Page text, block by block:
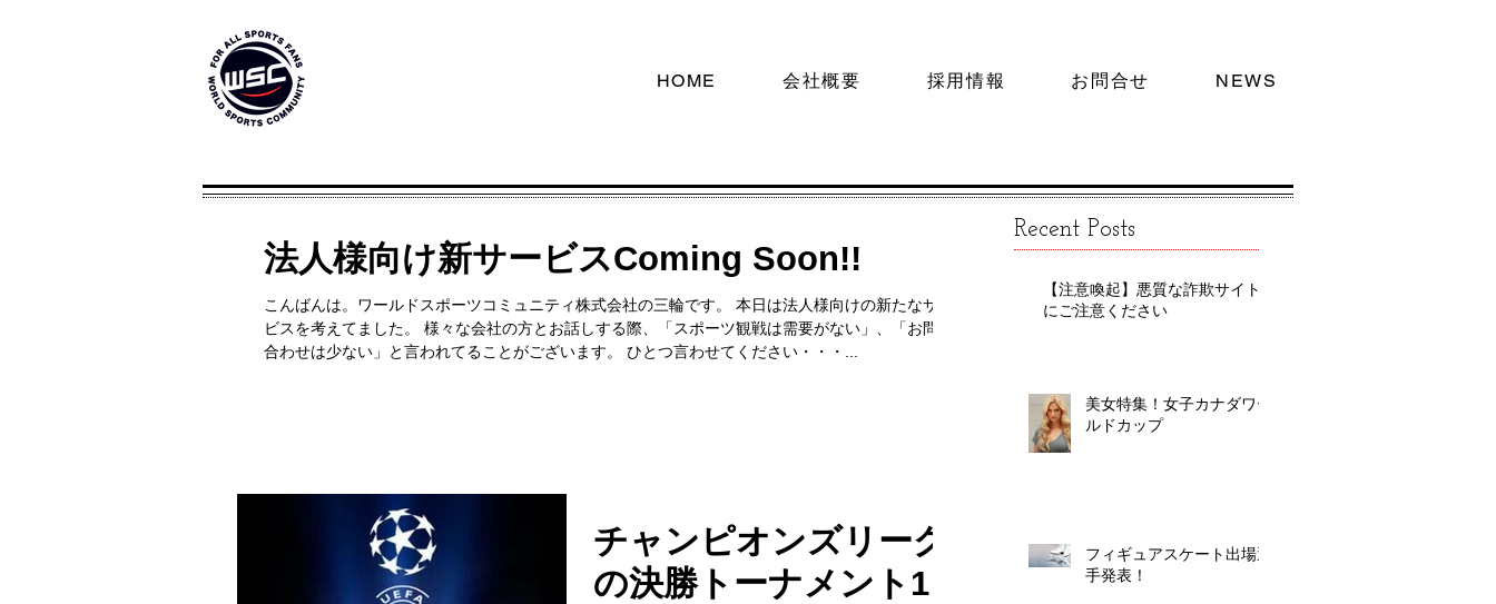
HOME 会社概要 採用情報 お問合せ NEWS
法人様向け新サービスComing Soon!!
こんばんは。ワールドスポーツコミュニティ株式会社の三輪です。 本日は法人様向けの新たなサー
ビスを考えてました。 様々な会社の方とお話しする際、「スポーツ観戦は需要がない」、「お問い
合わせは少ない」と言われてることがございます。 ひとつ言わせてください・・・...
チャンピオンズリーグ
の決勝トーナメント1
Recent Posts
【注意喚起】悪質な詐欺サイト
にご注意ください
美女特集！女子カナダワー
ルドカップ
フィギュアスケート出場選
手発表！